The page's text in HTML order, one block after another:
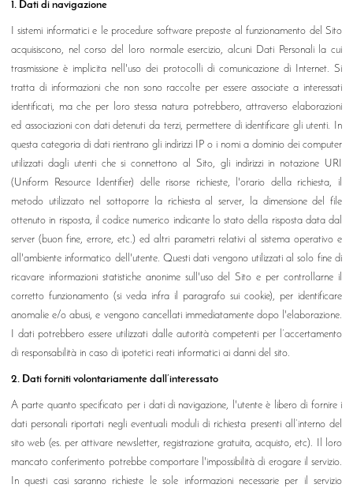
1. Dati di navigazione
I sistemi informatici e le procedure software preposte al funzionamento del Sito
acquisiscono, nel corso del loro normale esercizio, alcuni Dati Personali la cui
trasmissione è implicita nell'uso dei protocolli di comunicazione di Internet. Si
tratta di informazioni che non sono raccolte per essere associate a interessati
identificati, ma che per loro stessa natura potrebbero, attraverso elaborazioni
ed associazioni con dati detenuti da terzi, permettere di identificare gli utenti. In
questa categoria di dati rientrano gli indirizzi IP o i nomi a dominio dei computer
utilizzati dagli utenti che si connettono al Sito, gli indirizzi in notazione URI
(Uniform Resource Identifier) delle risorse richieste, l'orario della richiesta, il
metodo utilizzato nel sottoporre la richiesta al server, la dimensione del file
ottenuto in risposta, il codice numerico indicante lo stato della risposta data dal
server (buon fine, errore, etc.) ed altri parametri relativi al sistema operativo e
all'ambiente informatico dell'utente. Questi dati vengono utilizzati al solo fine di
ricavare informazioni statistiche anonime sull'uso del Sito e per controllarne il
corretto funzionamento (si veda infra il paragrafo sui cookie), per identificare
anomalie e/o abusi, e vengono cancellati immediatamente dopo l'elaborazione.
I dati potrebbero essere utilizzati dalle autorità competenti per l’accertamento
di responsabilità in caso di ipotetici reati informatici ai danni del sito.
2. Dati forniti volontariamente dall’interessato
A parte quanto specificato per i dati di navigazione, l'utente è libero di fornire i
dati personali riportati negli eventuali moduli di richiesta presenti all’interno del
sito web (es. per attivare newsletter, registrazione gratuita, acquisto, etc). Il loro
mancato conferimento potrebbe comportare l'impossibilità di erogare il servizio.
In questi casi saranno richieste le sole informazioni necessarie per il servizio